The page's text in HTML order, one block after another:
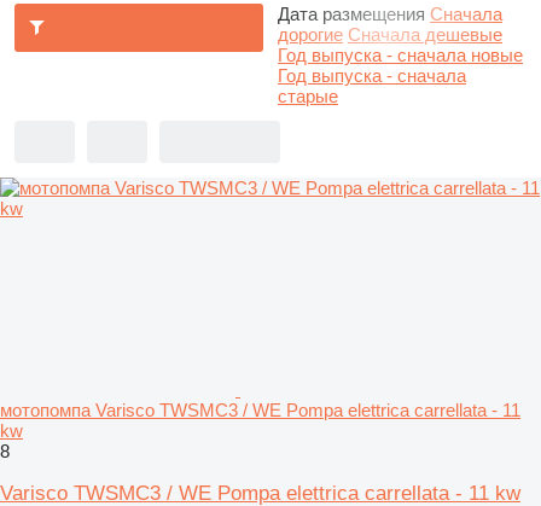
Дата размещения Сначала
дорогие Сначала дешевые
Год выпуска - сначала новые
Год выпуска - сначала
старые
мотопомпа Varisco TWSMC3 / WE Pompa elettrica carrellata - 11
kw
8
Varisco TWSMC3 / WE Pompa elettrica carrellata - 11 kw